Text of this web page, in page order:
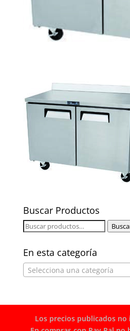
Buscar Productos
Buscar
En esta categoría
Selecciona una categoría
Los precios publicados no